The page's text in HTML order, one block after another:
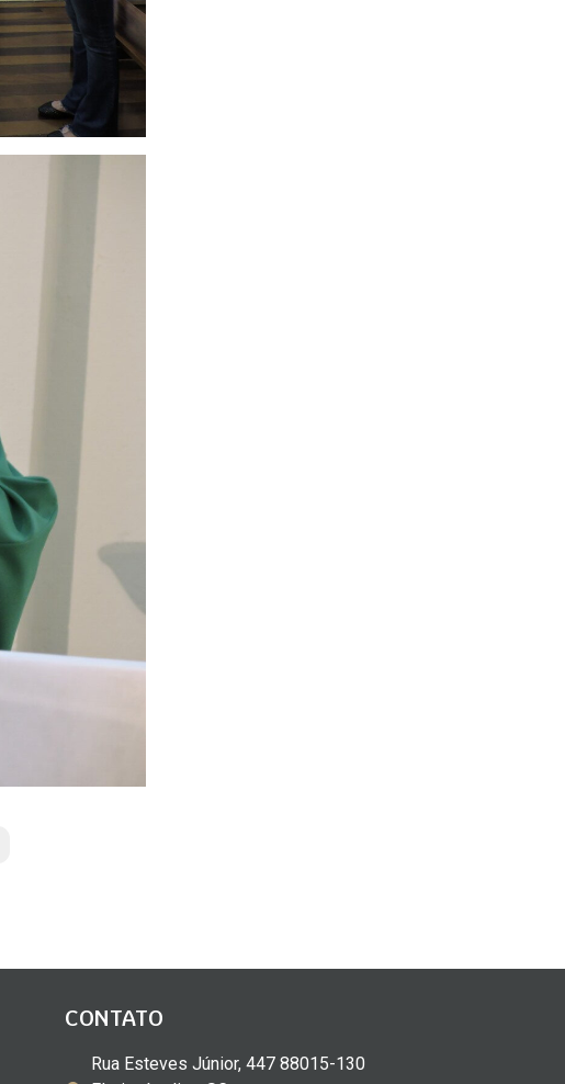
CONTATO
Rua Esteves Júnior, 447 88015-130